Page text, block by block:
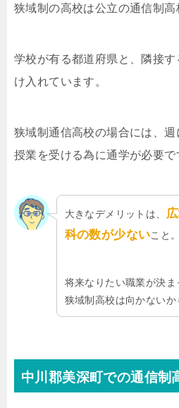
狭域制の高校は公立の通信制高
学校が有る都道府県と、隣接
け入れています。
狭域制通信高校の場合には、
授業を受ける為に通学が必要で
大きなデメリットは、
科の数が少ないこと。
将来なりたい職業が決
狭域制高校は向かないか
中川郡美深町での通信制